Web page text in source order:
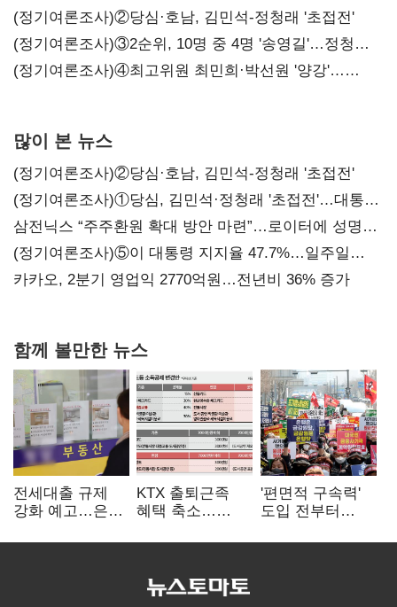
시사
(정기여론조사)②당심·호남, 김민석-정청래 '초접전'
(정기여론조사)③2순위, 10명 중 4명 '송영길'…정청래
'한 자릿수'
(정기여론조사)④최고위원 최민희·박선원 '양강'…
많이 본 뉴스
(정기여론조사)②당심·호남, 김민석-정청래 '초접전'
(정기여론조사)①당심, 김민석·정청래 '초접전'…대통령
지지도 '50% 아래로'(종합)
삼전닉스 “주주환원 확대 방안 마련”…로이터에 성명
보내
(정기여론조사)⑤이 대통령 지지율 47.7%…일주일
만에 다시 40%대
카카오, 2분기 영업익 2770억원…전년비 36% 증가
함께 볼만한 뉴스
전세대출 규제
강화 예고…은행
KTX 출퇴근족
혜택 축소…
소득공제 개편
'편면적 구속력'
도입 전부터